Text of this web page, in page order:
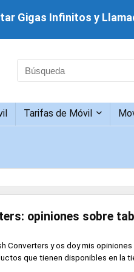
Tarifas de Móvil
opiniones sobre
Converters y os doy mis
que tienen disponibles en la
Gigas Infinitos y